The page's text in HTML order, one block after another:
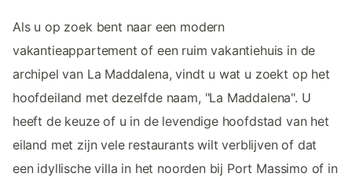
Als u op zoek bent naar een modern
vakantieappartement of een ruim vakantiehuis in de
archipel van La Maddalena, vindt u wat u zoekt op het
hoofdeiland met dezelfde naam, "La Maddalena". U
heeft de keuze of u in de levendige hoofdstad van het
eiland met zijn vele restaurants wilt verblijven of dat
een idyllische villa in het noorden bij Port Massimo of in